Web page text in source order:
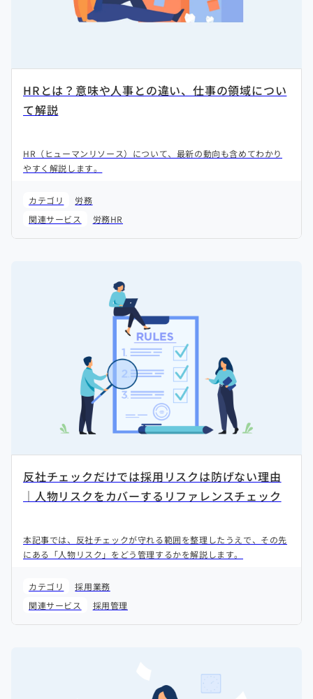
HRとは？意味や人事との違い、仕事の領域につい
て解説
HR（ヒューマンリソース）について、最新の動向も含めてわかり
やすく解説します。
カテゴリ
労務
関連サービス
労務HR
反社チェックだけでは採用リスクは防げない理由
｜人物リスクをカバーするリファレンスチェック
本記事では、反社チェックが守れる範囲を整理したうえで、その先
にある「人物リスク」をどう管理するかを解説します。
カテゴリ
採用業務
関連サービス
採用管理